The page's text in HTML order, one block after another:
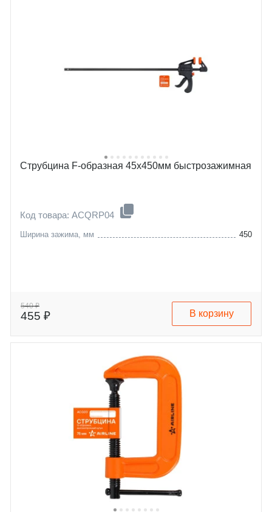
Струбцина F-образная 45х450мм быстрозажимная
Код товара: ACQRP04
Ширина зажима, мм 450
540 ₽
455 ₽ В корзину